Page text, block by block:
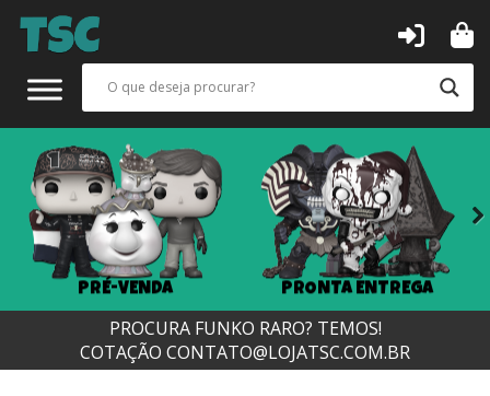
PRÉ-VENDA PRONTA ENTREGA
Next
PROCURA FUNKO RARO? TEMOS!
COTAÇÃO CONTATO@LOJATSC.COM.BR